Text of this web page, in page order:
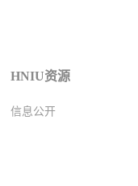
HNIU资源
信息公开